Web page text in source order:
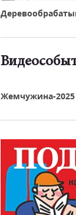
Жемчужина-2025